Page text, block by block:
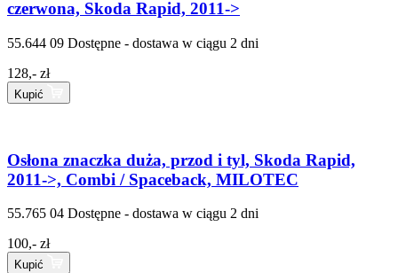
czerwona, Skoda Rapid, 2011->
55.644 09 Dostępne - dostawa w ciągu 2 dni
128,- zł
Kupić
Osłona znaczka duża, przod i tyl, Skoda Rapid,
2011->, Combi / Spaceback, MILOTEC
55.765 04 Dostępne - dostawa w ciągu 2 dni
100,- zł
Kupić